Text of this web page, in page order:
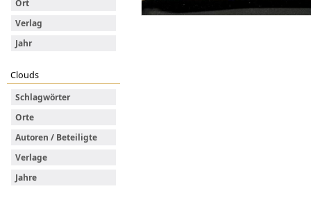
Ort
Verlag
Jahr
Clouds
Schlagwörter
Orte
Autoren / Beteiligte
Verlage
Jahre